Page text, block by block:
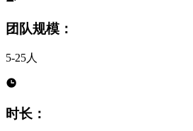
团队规模：
5-25人
时长：